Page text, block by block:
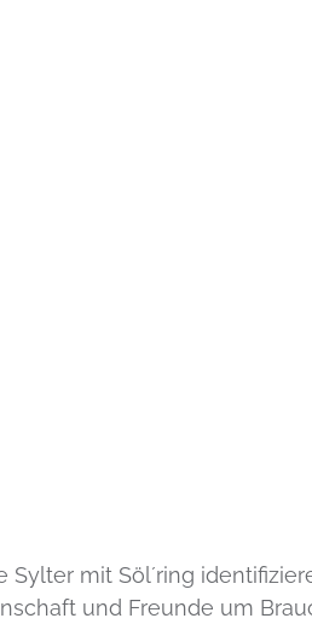
mit Söl´ring
und Freunde um